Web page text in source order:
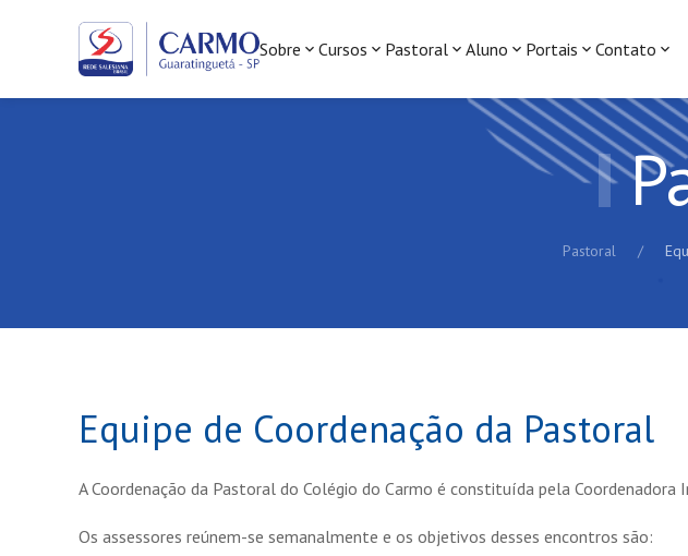
Sobre Cursos Pastoral Aluno Portais Contato
Pastoral
Equipe de Coordenação da Pastoral
A Coordenação da Pastoral do Colégio do Carmo é constituída pela
Os assessores reúnem-se semanalmente e os objetivos desses encontros são: